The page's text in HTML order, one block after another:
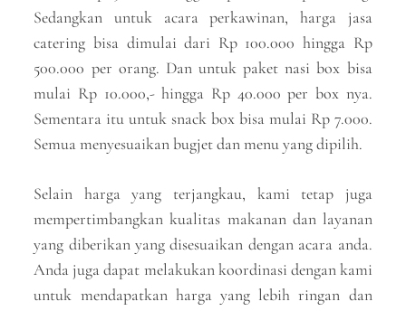
Sedangkan untuk acara perkawinan, harga jasa
catering bisa dimulai dari Rp 100.000 hingga Rp
500.000 per orang. Dan untuk paket nasi box bisa
mulai Rp 10.000,- hingga Rp 40.000 per box nya.
Sementara itu untuk snack box bisa mulai Rp 7.000.
Semua menyesuaikan bugjet dan menu yang dipilih.
Selain harga yang terjangkau, kami tetap juga
mempertimbangkan kualitas makanan dan layanan
yang diberikan yang disesuaikan dengan acara anda.
Anda juga dapat melakukan koordinasi dengan kami
untuk mendapatkan harga yang lebih ringan dan